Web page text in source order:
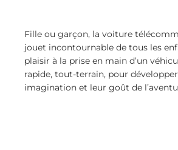
Fille ou garçon, la voiture
jouet incontournable de tous les
plaisir à la prise en main d’un
rapide, tout-terrain, pour
imagination et leur goût de